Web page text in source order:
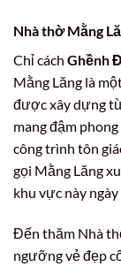
Nhà thờ Mằng
Chỉ cách Ghềnh
Mằng Lăng là
được xây dựng
mang đậm
công trình tôn
gọi Mằng Lăng
khu vực này
Đến thăm Nhà
ngưỡng vẻ đẹp